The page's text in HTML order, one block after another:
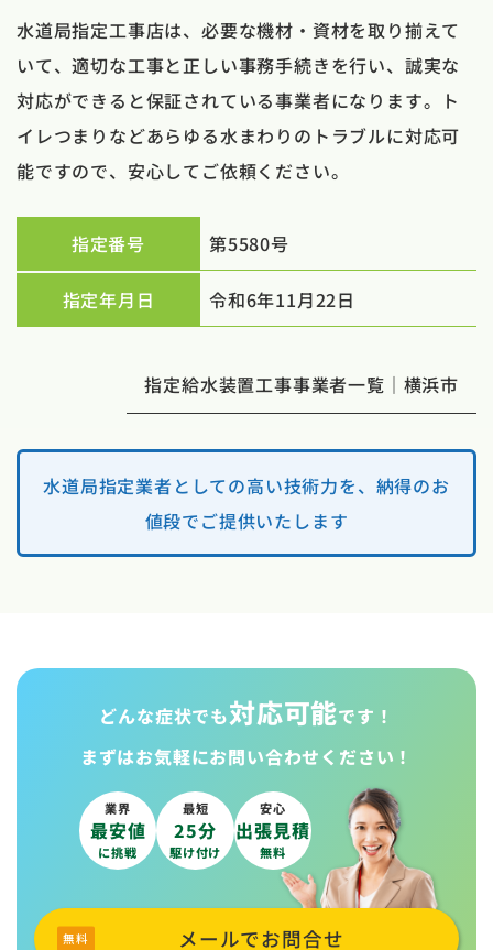
水道局指定工事店は、必要な機材・資材を取り揃えて
いて、適切な工事と正しい事務手続きを行い、誠実な
対応ができると保証されている事業者になります。ト
イレつまりなどあらゆる水まわりのトラブルに対応可
能ですので、安心してご依頼ください。
指定番号 第5580号
指定年月日 令和6年11月22日
指定給水装置工事事業者一覧｜横浜市
水道局指定業者としての高い技術力を、納得のお
値段でご提供いたします
どんな症状でも対応可能です！
まずはお気軽にお問い合わせください！
業界
最安値
に挑戦
最短
25分
駆け付け
安心
出張見積
無料
メールでお問合せ